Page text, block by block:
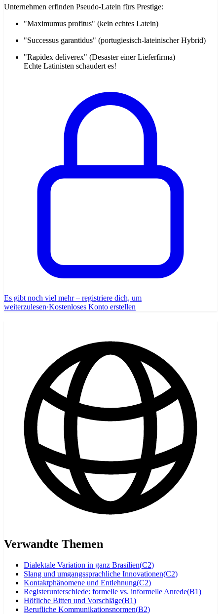
Unternehmen erfinden Pseudo-Latein fürs Prestige:
"Maximumus profitus" (kein echtes Latein)
"Successus garantidus" (portugiesisch-lateinischer Hybrid)
"Rapidex deliverex" (Desaster einer Lieferfirma)
Echte Latinisten schaudert es!
Es gibt noch viel mehr – registriere dich, um
weiterzulesen·Kostenloses Konto erstellen
Verwandte Themen
Dialektale Variation in ganz Brasilien(C2)
Slang und umgangssprachliche Innovationen(C2)
Kontaktphänomene und Entlehnung(C2)
Registerunterschiede: formelle vs. informelle Anrede(B1)
Höfliche Bitten und Vorschläge(B1)
Berufliche Kommunikationsnormen(B2)